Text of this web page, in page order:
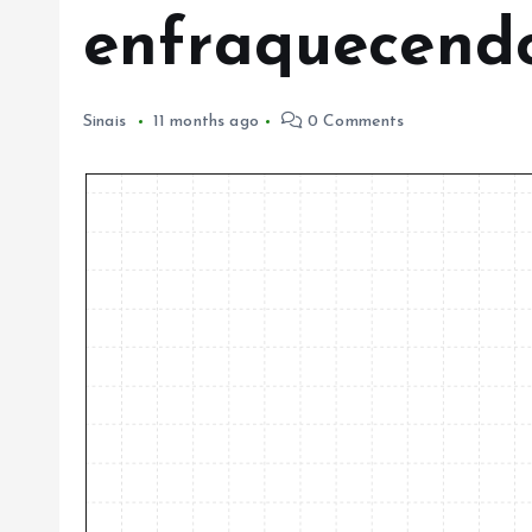
Sinais 11 months ago 0 Comments